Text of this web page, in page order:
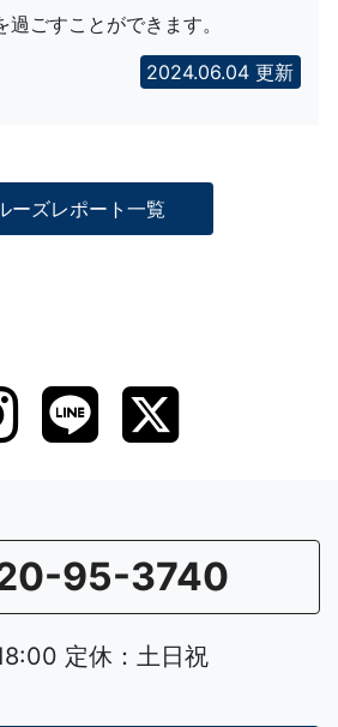
ごすことができます。
2024.06.04 更新
ーズレポート一覧
95-3740
定休：土日祝